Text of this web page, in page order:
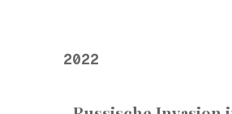
2022